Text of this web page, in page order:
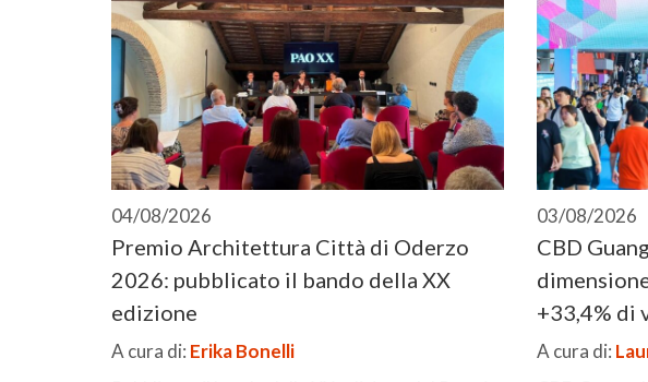
04/08/2026
Premio Architettura Città di Oderzo
2026: pubblicato il bando della XX
edizione
A cura di: Erika Bonelli
03/08/2026
CBD
+33,4% di
A cura di: